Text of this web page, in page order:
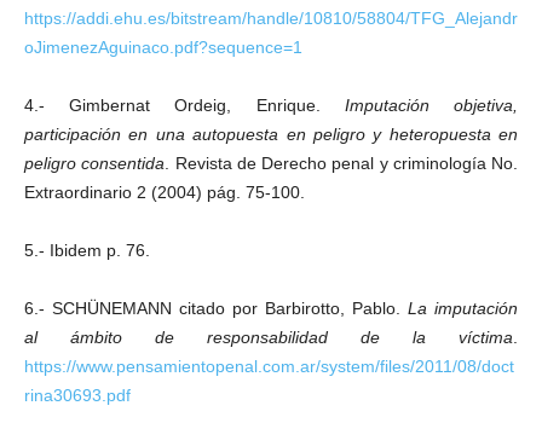
https://addi.ehu.es/bitstream/handle/10810/58804/TFG_Alejandr
oJimenezAguinaco.pdf?sequence=1
4.- Gimbernat Ordeig, Enrique. Imputación objetiva,
participación en una autopuesta en peligro y heteropuesta en
peligro consentida . Revista de Derecho penal y criminología No.
Extraordinario 2 (2004) pág. 75-100.
5.- Ibidem p. 76.
6.- SCHÜNEMANN citado por Barbirotto, Pablo. La imputación
al ámbito de responsabilidad de la víctima
https://www.pensamientopenal.com.ar/system/files/2011/08/doct
rina30693.pdf